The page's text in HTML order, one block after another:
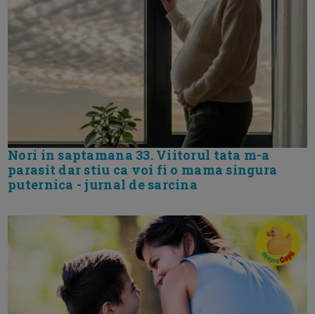
Nori in saptamana 33. Viitorul tata m-a
parasit dar stiu ca voi fi o mama singura
puternica - jurnal de sarcina